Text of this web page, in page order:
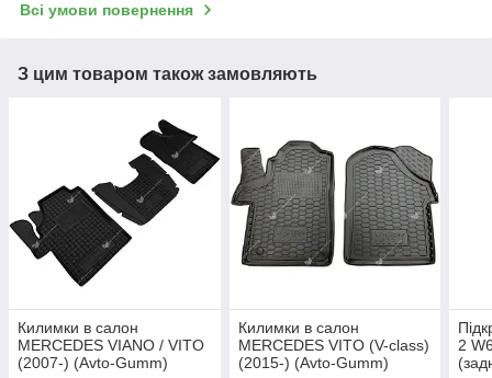
Всі умови повернення
З цим товаром також замовляють
Килимки в салон
MERCEDES VIANO / VITO
(2007-) (Avto-Gumm)
Килимки в салон
MERCEDES VITO (V-class)
(2015-) (Avto-Gumm)
2